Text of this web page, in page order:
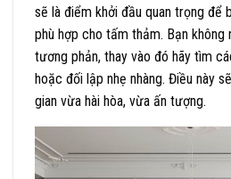
sẽ là điểm khởi đầu quan trọng để
phù hợp cho tấm thảm. Bạn không
tương phản, thay vào đó hãy tìm
hoặc đối lập nhẹ nhàng. Điều này
gian vừa hài hòa, vừa ấn tượng.